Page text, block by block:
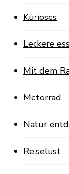
Kurioses
Leckere
Mit dem
Motorrad
Natur
Reiselust